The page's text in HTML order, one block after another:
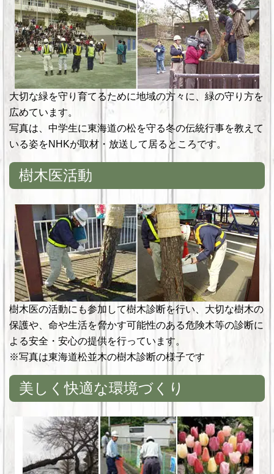
大切な緑を守り育てるために地域の方々に、緑の守り方を
広めています。
写真は、中学生に東海道の松を守る冬の伝統行事を教えて
いる姿をNHKが取材・放送して居るところです。
樹木医活動
樹木医の活動にも参加して樹木診断を行い、大切な樹木の
保護や、命や生活を脅かす可能性のある危険木等の診断に
よる安全・安心の提供を行っています。
※写真は東海道松並木の樹木診断の様子です
美しく快適な環境づくり